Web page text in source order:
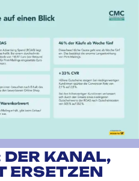
KANAL,
ERSETZEN